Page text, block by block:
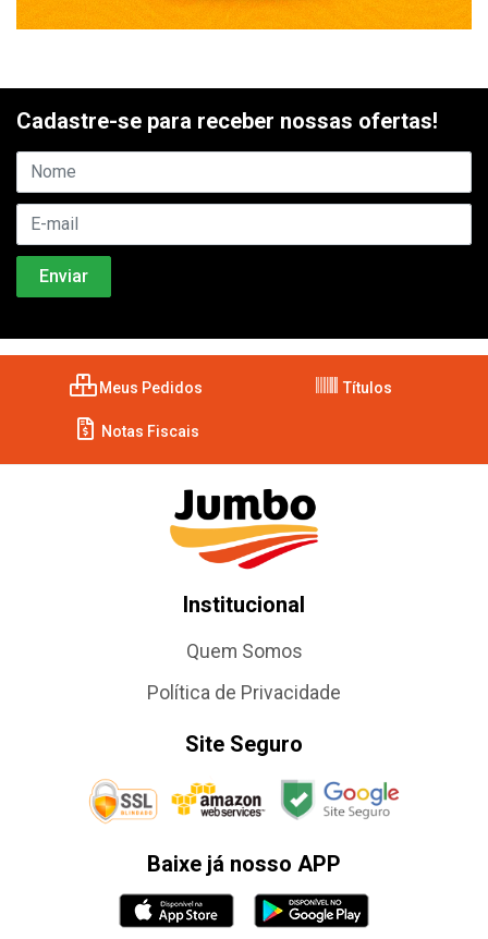
Cadastre-se para receber nossas ofertas!
Meus Pedidos Títulos
Notas Fiscais
Institucional
Quem Somos
Política de Privacidade
Site Seguro
Baixe já nosso APP